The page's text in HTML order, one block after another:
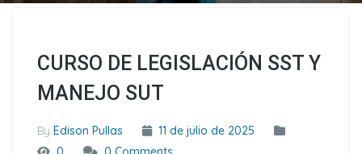
CURSO DE LEGISLACIÓN SST Y
MANEJO SUT
By Edison Pullas
11 de julio de 2025